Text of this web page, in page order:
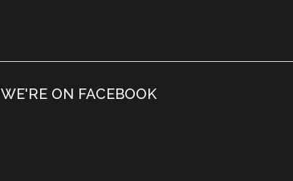
WE'RE ON FACEBOOK